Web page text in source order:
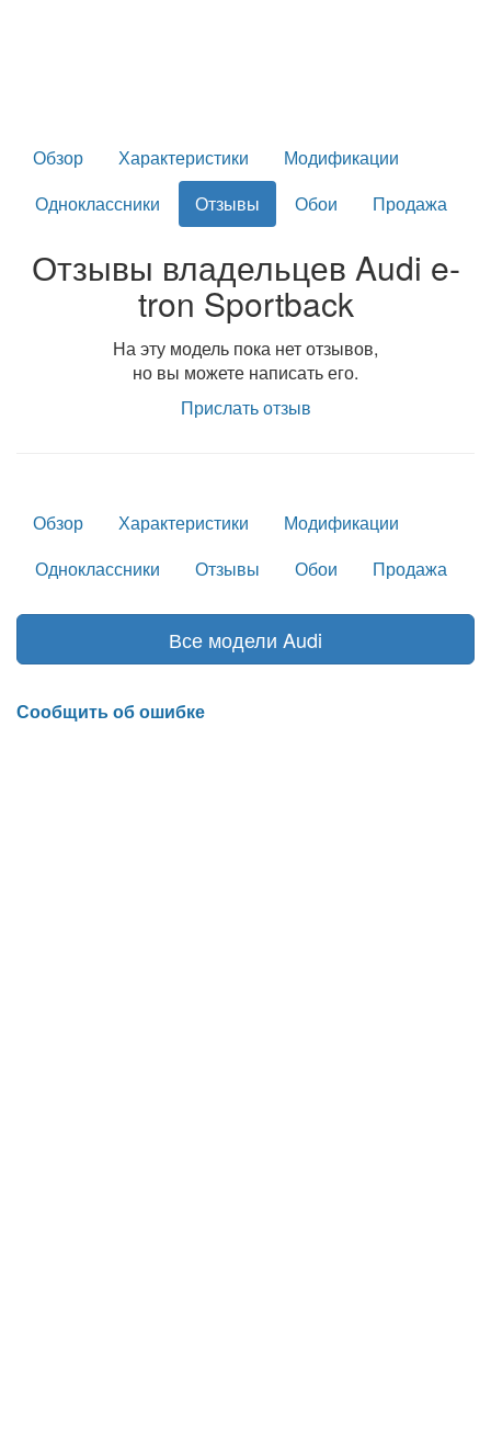
Обзор Характеристики
Модификации
Одноклассники
Отзывы Обои Продажа
Отзывы владельцев Audi e-
tron Sportback
На эту модель пока нет отзывов,
но вы можете написать его.
Прислать отзыв
Обзор Характеристики
Модификации
Одноклассники
Отзывы Обои Продажа
Все модели Audi
Сообщить об ошибке